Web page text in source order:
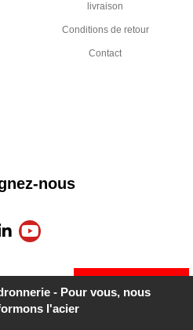
livraison
Conditions de retour
Contact
nous
L
k
e
d
Y
o
t
u
b
- Pour vous, nous
l'acier